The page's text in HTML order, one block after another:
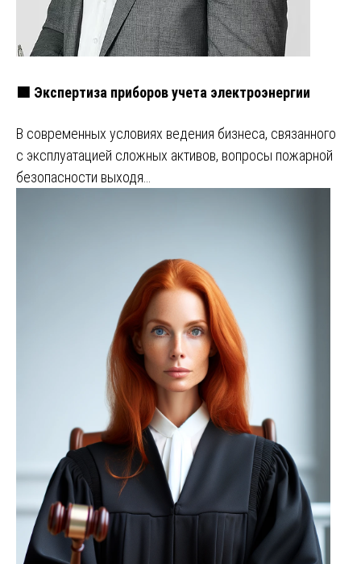
🟩 Экспертиза приборов учета электроэнергии
В современных условиях ведения бизнеса, связанного
с эксплуатацией сложных активов, вопросы пожарной
безопасности выходя…